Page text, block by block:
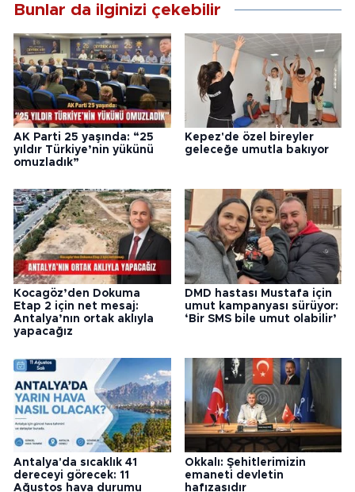
Bunlar da ilginizi çekebilir
AK Parti 25 yaşında: “25
yıldır Türkiye’nin yükünü
omuzladık”
Kepez'de özel bireyler
geleceğe umutla bakıyor
Kocagöz’den Dokuma
Etap 2 için net mesaj:
Antalya’nın ortak aklıyla
yapacağız
DMD hastası Mustafa için
umut kampanyası sürüyor:
‘Bir SMS bile umut olabilir’
Antalya'da sıcaklık 41
dereceyi görecek: 11
Ağustos hava durumu
Okkalı: Şehitlerimizin
emaneti devletin
hafızasıdır